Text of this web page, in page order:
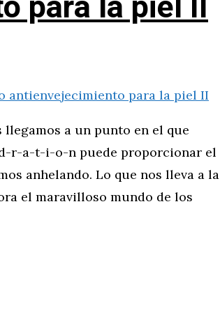
a un punto en el que
r-a-t-i-o-n puede proporcionar el
anhelando. Lo que nos lleva a la
el maravilloso mundo de los